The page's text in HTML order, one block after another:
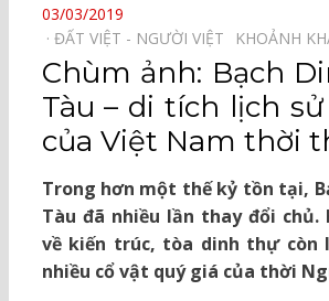
POSTED
ON
03/03/2019
ĐẤT VIỆT - NGƯỜI VIỆT⠀
KHOẢNH
Chùm ảnh: Bạch
Tàu – di tích lịch
của Việt Nam thời
Trong hơn một thế kỷ tồn tại,
Tàu đã nhiều lần thay đổi chủ.
về kiến trúc, tòa dinh thự
nhiều cổ vật quý giá của thời